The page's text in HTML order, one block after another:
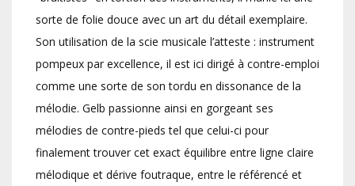
sorte de folie douce avec un art du détail exemplaire.
Son utilisation de la scie musicale l’atteste : instrument
pompeux par excellence, il est ici dirigé à contre-emploi
comme une sorte de son tordu en dissonance de la
mélodie. Gelb passionne ainsi en gorgeant ses
mélodies de contre-pieds tel que celui-ci pour
finalement trouver cet exact équilibre entre ligne claire
mélodique et dérive foutraque, entre le référencé et